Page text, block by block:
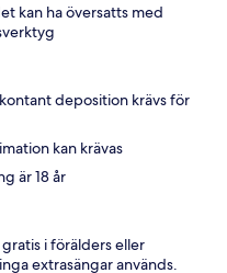
kan ha översatts med
deposition krävs för
kan krävas
är 18 år
i förälders eller
extrasängar används.